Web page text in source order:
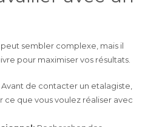
sembler complexe, mais il
pour maximiser vos résultats.
Avant de contacter un etalagiste,
ce que vous voulez réaliser avec